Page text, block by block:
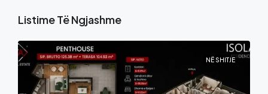
Listime Të Ngjashme
NË SHITJE